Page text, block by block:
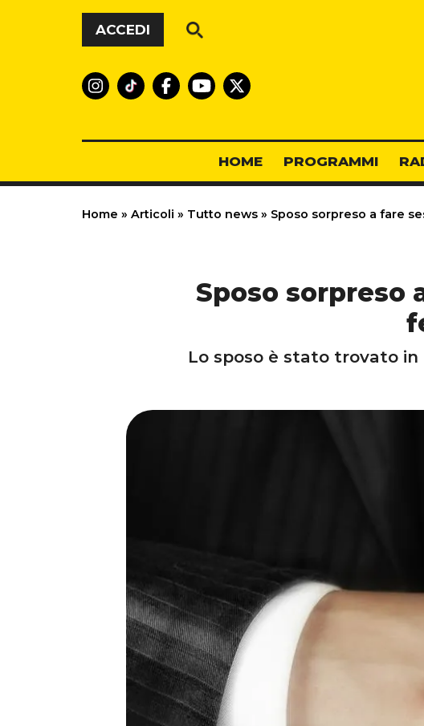
Vai al contenuto
ACCEDI
HOME PROGRAMMI
Home » Articoli » Tutto news » Sposo sorpreso a fare
Sposo sorpreso
Lo sposo è stato trovato